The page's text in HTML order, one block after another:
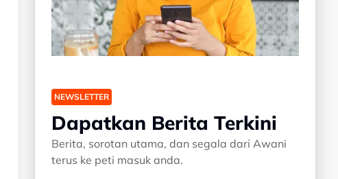
NEWSLETTER
Dapatkan Berita Terkini
Berita, sorotan utama, dan segala dari Awani
terus ke peti masuk anda.